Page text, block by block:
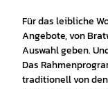
Für das leibliche
Angebote, von
Auswahl geben.
Das
traditionell von